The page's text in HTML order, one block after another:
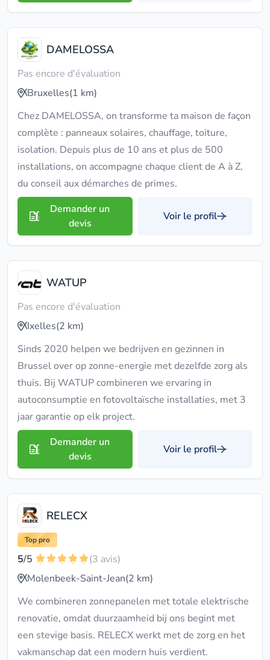
DAMELOSSA
Pas encore d'évaluation
Bruxelles(1 km)
Chez DAMELOSSA, on transforme ta maison de façon
complète : panneaux solaires, chauffage, toiture,
isolation. Depuis plus de 10 ans et plus de 500
installations, on accompagne chaque client de A à Z,
du conseil aux démarches de primes.
Demander un
devis
Voir le profil
WATUP
Pas encore d'évaluation
Ixelles(2 km)
Sinds 2020 helpen we bedrijven en gezinnen in
Brussel over op zonne-energie met dezelfde zorg als
thuis. Bij WATUP combineren we ervaring in
autoconsumptie en fotovoltaïsche installaties, met 3
jaar garantie op elk project.
Demander un
devis
Voir le profil
RELECX
Top pro
5/5
(3 avis)
Molenbeek-Saint-Jean(2 km)
We combineren zonnepanelen met totale elektrische
renovatie, omdat duurzaamheid bij ons begint met
een stevige basis. RELECX werkt met de zorg en het
vakmanschap dat een modern huis verdient.